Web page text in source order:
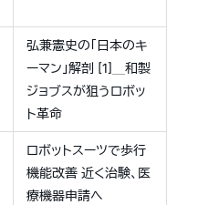
弘兼憲史の「日本のキ
ーマン」解剖 [1]＿和製
ジョブスが狙うロボッ
ト革命
ロボットスーツで歩行
機能改善 近く治験、医
療機器申請へ